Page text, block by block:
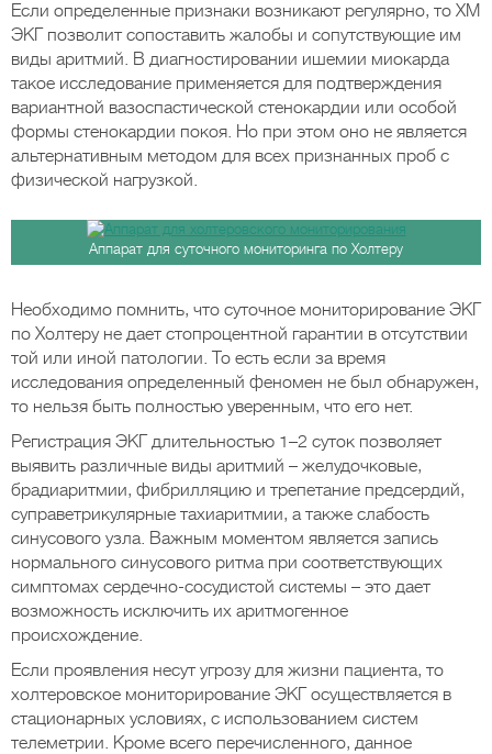
Если определенные признаки возникают регулярно, то ХМ
ЭКГ позволит сопоставить жалобы и сопутствующие им
виды аритмий. В диагностировании ишемии миокарда
такое исследование применяется для подтверждения
вариантной вазоспастической стенокардии или особой
формы стенокардии покоя. Но при этом оно не является
альтернативным методом для всех признанных проб с
физической нагрузкой.
Аппарат для суточного мониторинга по Холтеру
Необходимо помнить, что суточное мониторирование ЭКГ
по Холтеру не дает стопроцентной гарантии в отсутствии
той или иной патологии. То есть если за время
исследования определенный феномен не был обнаружен,
то нельзя быть полностью уверенным, что его нет.
Регистрация ЭКГ длительностью 1–2 суток позволяет
выявить различные виды аритмий – желудочковые,
брадиаритмии, фибрилляцию и трепетание предсердий,
суправетрикулярные тахиаритмии, а также слабость
синусового узла. Важным моментом является запись
нормального синусового ритма при соответствующих
симптомах сердечно-сосудистой системы – это дает
возможность исключить их аритмогенное
происхождение.
Если проявления несут угрозу для жизни пациента, то
холтеровское мониторирование ЭКГ осуществляется в
стационарных условиях, с использованием систем
телеметрии. Кроме всего перечисленного, данное